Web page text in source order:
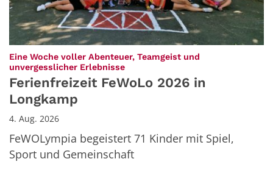
Eine Woche voller Abenteuer, Teamgeist und
unvergesslicher Erlebnisse:
Ferienfreizeit FeWoLo 2026 in
Longkamp
4. Aug. 2026
FeWOLympia begeistert 71 Kinder mit Spiel,
Sport und Gemeinschaft